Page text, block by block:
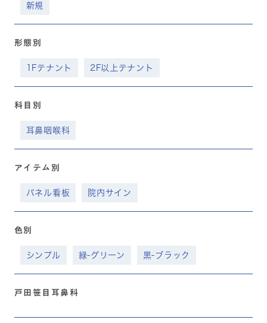
新規
形態別
1Fテナント 2F以上テナント
科目別
耳鼻咽喉科
アイテム別
パネル看板 院内サイン
色別
シンプル 緑-グリーン 黒-ブラック
戸田笹目耳鼻科